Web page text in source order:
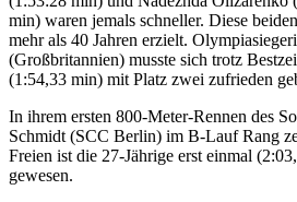
min) waren jemals schneller. Diese
mehr als 40 Jahren erzielt.
(Großbritannien) musste sich trotz
(1:54,33 min) mit Platz zwei zufrieden
In ihrem ersten 800-Meter-Rennen des
Schmidt (SCC Berlin) im B-Lauf Rang
Freien ist die 27-Jährige erst einmal
gewesen.